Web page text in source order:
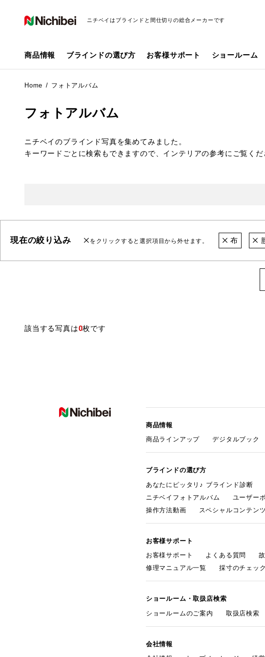
ニチベイはブラインドと間仕切りの総合メーカーです
商品情報 ブラインドの選び方 お客様サポート ショールーム
Home フォトアルバム
フォトアルバム
ニチベイのブラインド写真を集めてみました。
キーワードごとに検索もできますので、インテリアの参考にご覧くだ
現在の絞り込み をクリックすると選択項目から外せます。 布
該当する写真は0枚です
商品情報
商品ラインアップ
デジタルブック
ブラインドの選び方
あなたにピッタリ♪ ブラインド診断
ニチベイフォトアルバム
ユーザー
操作方法動画
スペシャルコンテンツ
お客様サポート
お客様サポート
よくある質問
修理マニュアル一覧
採寸のチェッ
ショールーム・取扱店検索
ショールームのご案内
取扱店検索
会社情報